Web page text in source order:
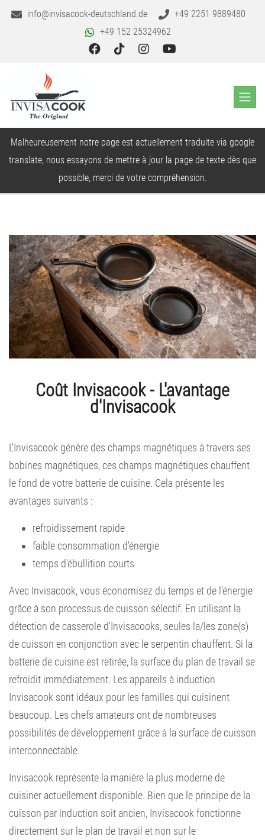
info@invisacook-deutschland.de
+49 2251 9889480
+49 152 25324962
Malheureusement notre page est actuellement traduite via google
translate, nous essayons de mettre à jour la page de texte dès que
possible, merci de votre compréhension.
Coût Invisacook - L'avantage
d'Invisacook
L'Invisacook génère des champs magnétiques à travers ses
bobines magnétiques, ces champs magnétiques chauffent
le fond de votre batterie de cuisine. Cela présente les
avantages suivants :
refroidissement rapide
faible consommation d'énergie
temps d'ébullition courts
Avec Invisacook, vous économisez du temps et de l'énergie
grâce à son processus de cuisson sélectif. En utilisant la
détection de casserole d'Invisacooks, seules la/les zone(s)
de cuisson en conjonction avec le serpentin chauffent. Si la
batterie de cuisine est retirée, la surface du plan de travail se
refroidit immédiatement. Les appareils à induction
Invisacook sont idéaux pour les familles qui cuisinent
beaucoup. Les chefs amateurs ont de nombreuses
possibilités de développement grâce à la surface de cuisson
interconnectable.
Invisacook représente la manière la plus moderne de
cuisiner actuellement disponible. Bien que le principe de la
cuisson par induction soit ancien, Invisacook fonctionne
directement sur le plan de travail et non sur le